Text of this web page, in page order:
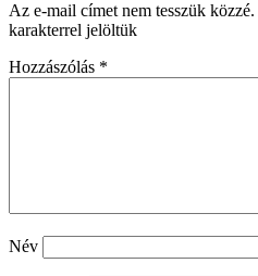
Az e-mail címet nem tesszük közzé.
karakterrel jelöltük
Hozzászólás *
Név